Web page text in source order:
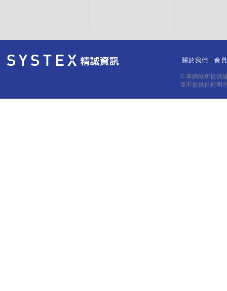
關於我們 會
© 本網站所提供
並不提供任何明